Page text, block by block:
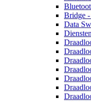
Bridge
Data